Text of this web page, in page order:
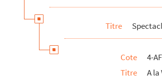
de danse de Paris
Titre
Cote
4-
Titre
A